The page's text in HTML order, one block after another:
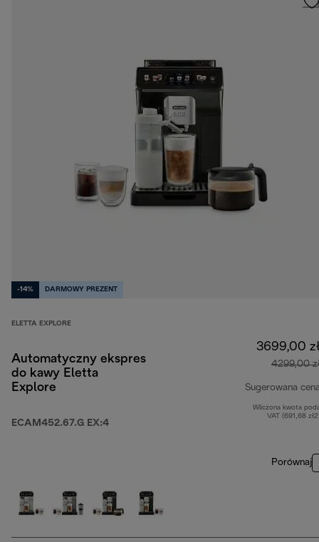
-14% DARMOWY PREZENT
ELETTA EXPLORE
Automatyczny ekspres
do kawy Eletta
Explore
ECAM452.67.G EX:4
3699,00
4299,00
Sugerowana
Wliczona kwota
VAT (691,68
Porównaj